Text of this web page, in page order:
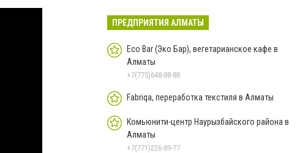
ПРЕДПРИЯТИЯ АЛМАТЫ
Eco Bar (Эко Бар), вегетарианское кафе в
Алматы
+7(775)648-88-88
Fabriqa, переработка текстиля в Алматы
Комьюнити-центр Наурызбайского района в
Алматы
+7(771)226-89-77